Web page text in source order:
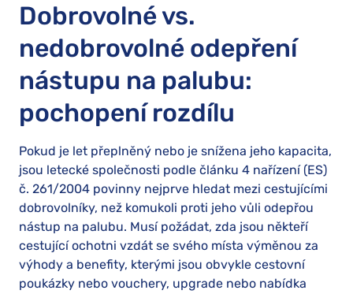
Dobrovolné vs.
nedobrovolné odepření
nástupu na palubu:
pochopení rozdílu
Pokud je let přeplněný nebo je snížena jeho kapacita,
jsou letecké společnosti podle článku 4 nařízení (ES)
č. 261/2004 povinny nejprve hledat mezi cestujícími
dobrovolníky, než komukoli proti jeho vůli odepřou
nástup na palubu. Musí požádat, zda jsou někteří
cestující ochotni vzdát se svého místa výměnou za
výhody a benefity, kterými jsou obvykle cestovní
poukázky nebo vouchery, upgrade nebo nabídka